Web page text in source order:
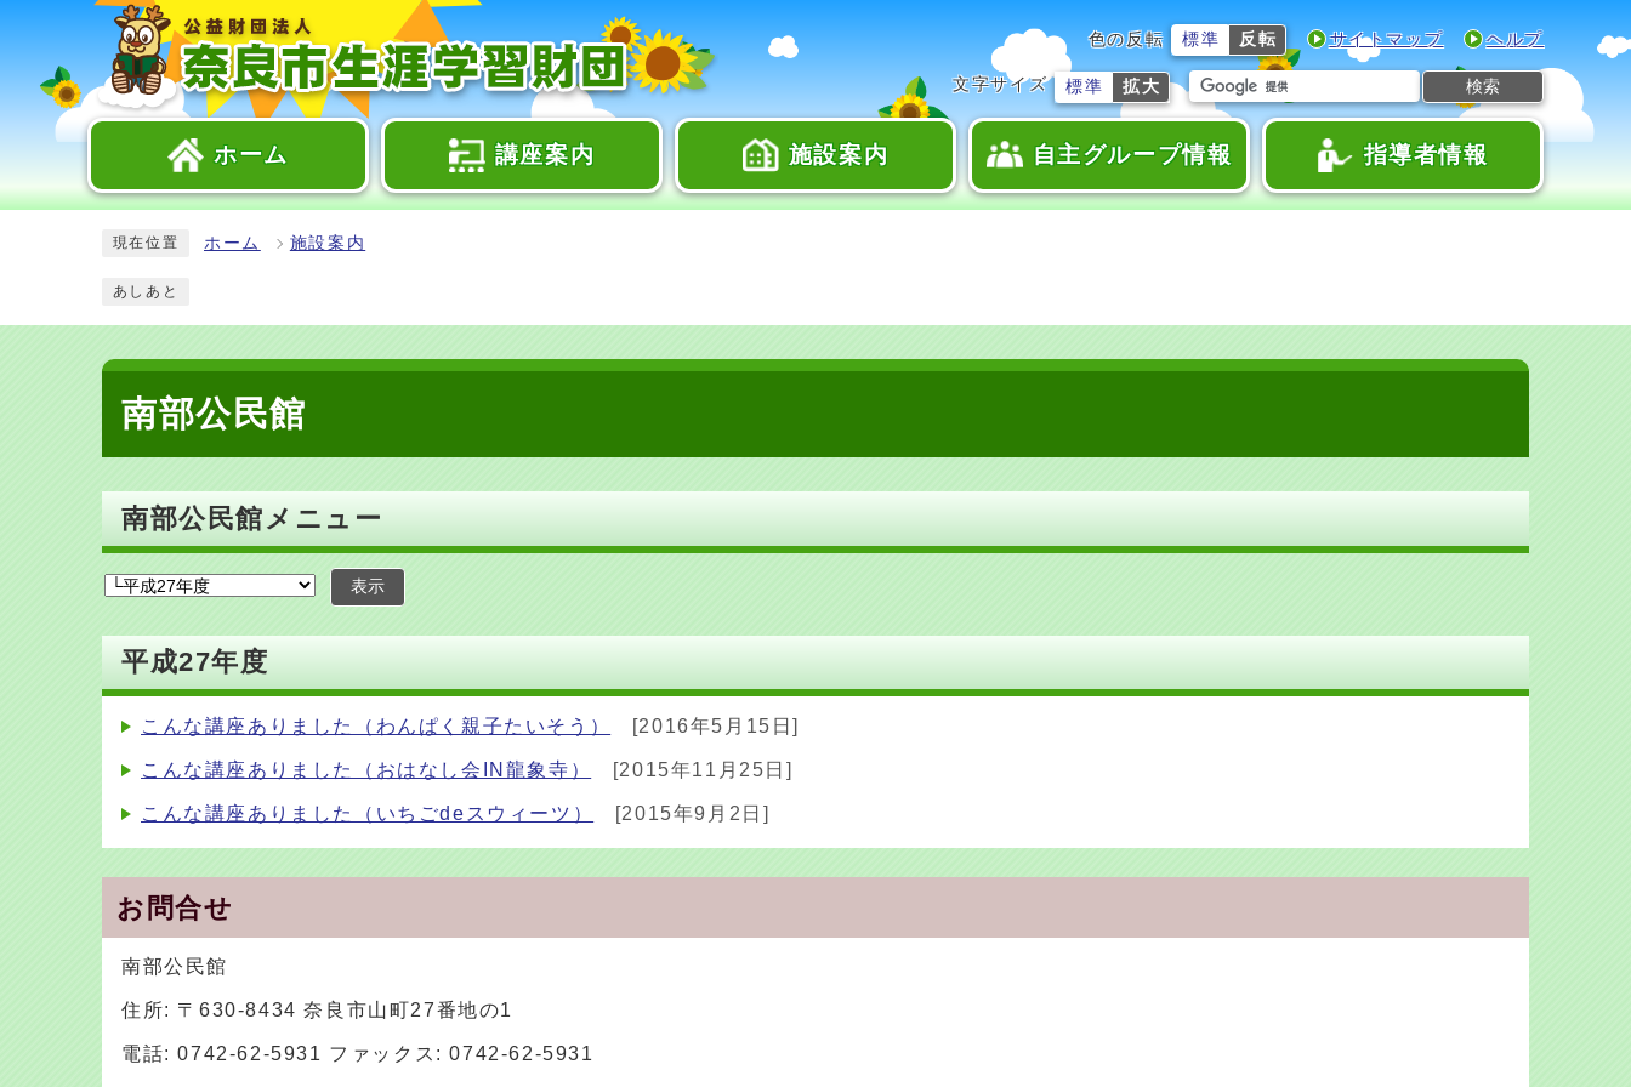
色の反転 標準 反転 サイトマップ ヘルプ
文字サイズ 標準 拡大 検索
ホーム 講座案内 施設案内 自主グループ情報 指導者情報
現在位置 ホーム 施設案内
あしあと
南部公民館
南部公民館メニュー
表示
平成27年度
こんな講座ありました（わんぱく親子たいそう） [2016年5月15日]
こんな講座ありました（おはなし会IN龍象寺） [2015年11月25日]
こんな講座ありました（いちごdeスウィーツ） [2015年9月2日]
お問合せ
南部公民館
住所: 〒630-8434 奈良市山町27番地の1
電話: 0742-62-5931 ファックス: 0742-62-5931